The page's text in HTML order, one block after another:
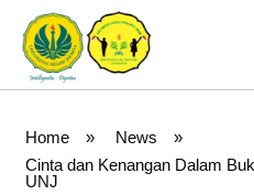
Home » News
»
Cinta dan Kenangan Dalam
UNJ